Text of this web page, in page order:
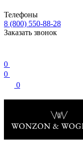
Телефоны
8 (800) 550-88-28
Заказать звонок
0
0
0